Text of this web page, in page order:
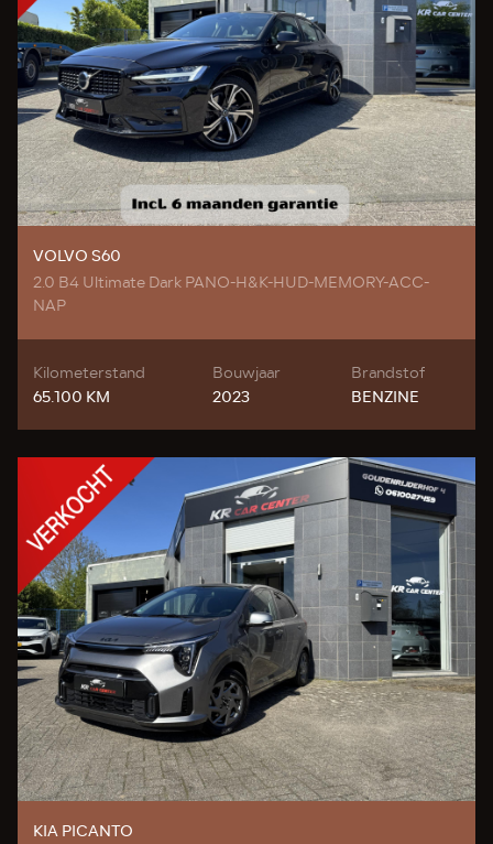
VOLVO S60
2.0 B4 Ultimate Dark PANO-H&K-HUD-MEMORY-ACC-
NAP
Kilometerstand
65.100 KM
Bouwjaar
2023
Brandstof
BENZINE
KIA PICANTO